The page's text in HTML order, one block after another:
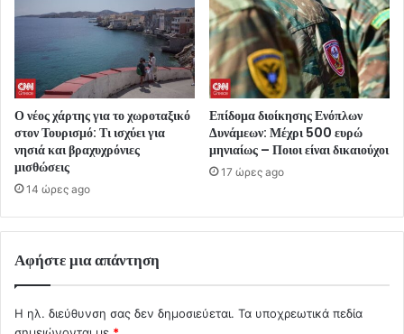
Ο νέος χάρτης για το χωροταξικό
στον Τουρισμό: Τι ισχύει για
νησιά και βραχυχρόνιες
μισθώσεις
14 ώρες ago
Επίδομα διοίκησης Ενόπλων
Δυνάμεων: Μέχρι 500 ευρώ
μηνιαίως – Ποιοι είναι δικαιούχοι
17 ώρες ago
Αφήστε μια απάντηση
Η ηλ. διεύθυνση σας δεν δημοσιεύεται. Τα υποχρεωτικά πεδία